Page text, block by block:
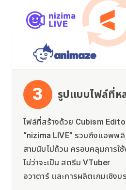
3 รูปแบบไฟล์ที่ห
ไฟล์ที่สร้างด้วย Cubism
“nizima LIVE” รวมถึงแอพพ
สามนับไม่ถ้วน ครอบคลุมการใ
ไม่ว่าจะเป็น สตรีม VTuber
อวาตาร์ และการผลิตเกมเชิงบ